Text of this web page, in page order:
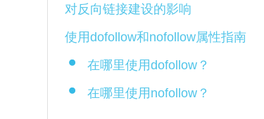
对反向链接建设的影响
使用dofollow和nofollow属性指南
在哪里使用dofollow？
在哪里使用nofollow？